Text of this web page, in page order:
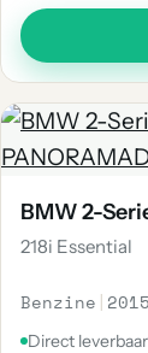
BMW 2-
218i Essential
Benzine | 2015
Direct leverbaar